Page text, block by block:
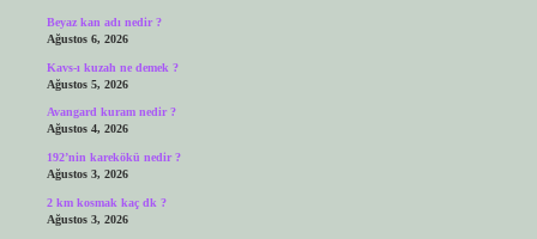
Beyaz kan adı nedir ?
Ağustos 6, 2026
Kavs-ı kuzah ne demek ?
Ağustos 5, 2026
Avangard kuram nedir ?
Ağustos 4, 2026
192’nin karekökü nedir ?
Ağustos 3, 2026
2 km kosmak kaç dk ?
Ağustos 3, 2026